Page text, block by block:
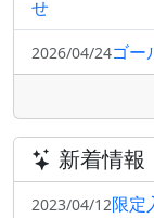
せ
2026/04/24ゴー
新着情報
2023/04/12限定